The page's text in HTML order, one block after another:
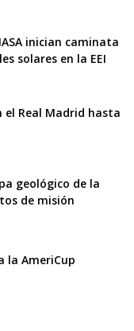
inician caminata
solares en la EEI
el Real Madrid hasta
geológico de la
de misión
la AmeriCup